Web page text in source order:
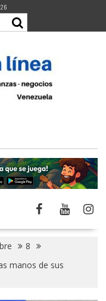
8
manos de sus